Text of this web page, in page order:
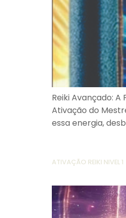
Reiki Avançado:
Ativação do
essa energia,
ATIVAÇÃO REIKI NIVEL 1